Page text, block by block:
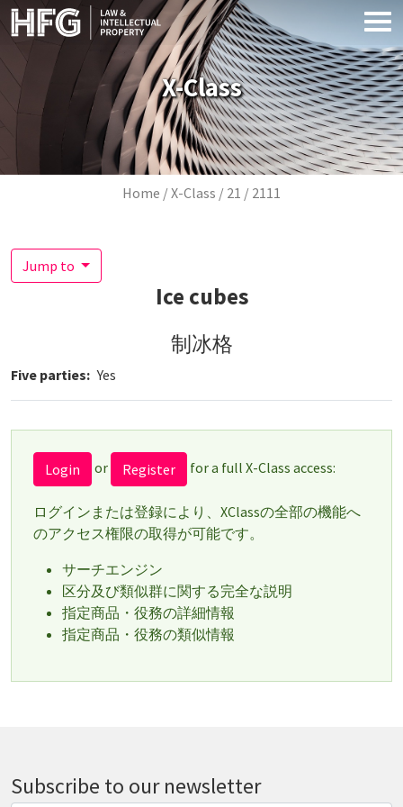
Skip to main content
X-Class
Breadcrumb
Home X-Class 21 2111
Jump to
Ice cubes
制冰格
Five parties Yes
Login or Register for a full X-Class access:
ログインまたは登録により、XClassの全部の機能へ
のアクセス権限の取得が可能です。
サーチエンジン
区分及び類似群に関する完全な説明
指定商品・役務の詳細情報
指定商品・役務の類似情報
Subscribe to our newsletter